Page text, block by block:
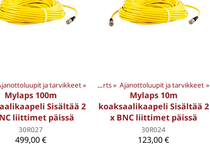
ja tarvikkeet‪»
Mylaps 100m
Sisältää 2
liittimet päissä
30R027
499,00 €
MYLAPS TUOTTEET ‪» Motorsports‪» Ajanottoluupit ja tarvikkeet ‪»
Mylaps 10m
koaksaalikaapeli Sisältää 2
x BNC liittimet päissä
30R024
123,00 €
Products‪» MYLAPS TUOTTEET ‪»